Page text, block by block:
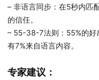
– 非语言同步：在5秒内匹
的信任。
– 55-38-7法则：55%的好
有7%来自语言内容。
专家建议：